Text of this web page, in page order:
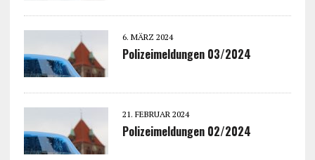
6. MÄRZ 2024
Polizeimeldungen 03/2024
21. FEBRUAR 2024
Polizeimeldungen 02/2024